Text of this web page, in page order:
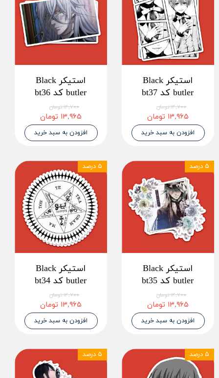
استیکر Black
butler کد bt37
۱۴,۷۰۰ تومان
۱۳,۹۶۵ تومان
افزودن به سبد خرید
استیکر Black
butler کد bt36
۱۴,۷۰۰ تومان
۱۳,۹۶۵ تومان
افزودن به سبد خرید
استیکر Black
butler کد bt35
۱۴,۷۰۰ تومان
۱۳,۹۶۵ تومان
افزودن به سبد خرید
۵ درصد
استیکر Black
butler کد bt34
۱۴,۷۰۰ تومان
۱۳,۹۶۵ تومان
افزودن به سبد خرید
۵ درصد
۵ درصد ۵ درصد